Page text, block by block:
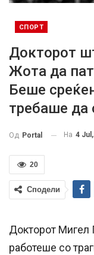
СПОРТ
Докторот
Жота да
Беше
требаше да
Од Portal На 4
20
Сподели
Докторот Мигел
работеше со